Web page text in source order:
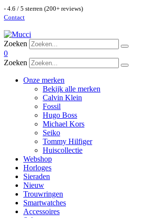
- 4.6 / 5 sterren (200+ reviews)
Contact
Zoeken
0
Zoeken
Onze merken
Bekijk alle merken
Calvin Klein
Fossil
Hugo Boss
Michael Kors
Seiko
Tommy Hilfiger
Huiscollectie
Webshop
Horloges
Sieraden
Nieuw
Trouwringen
Smartwatches
Accessoires